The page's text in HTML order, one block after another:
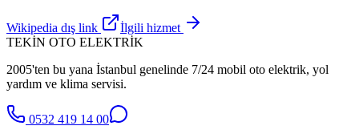
Wikipedia dış link
İlgili hizmet
TEKİN OTO ELEKTRİK
2005'ten bu yana İstanbul genelinde 7/24 mobil oto elektrik, yol
yardım ve klima servisi.
0532 419 14 00